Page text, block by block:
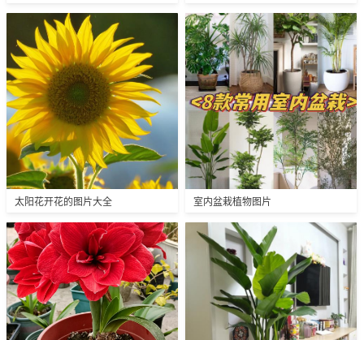
太阳花开花的图片大全 室内盆栽植物图片